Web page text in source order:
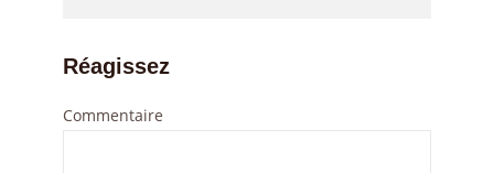
Réagissez
Commentaire